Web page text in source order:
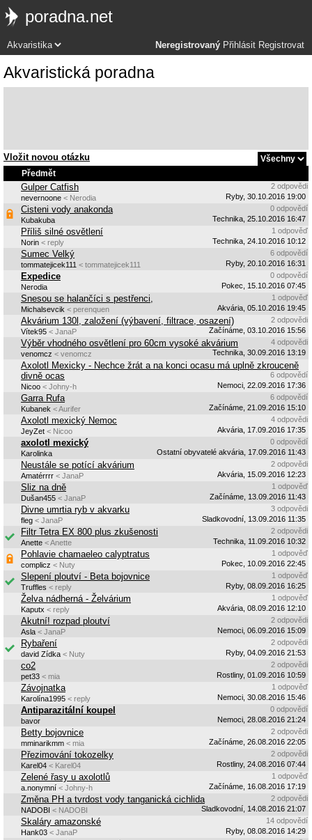
poradna.net
Neregistrovaný Přihlásit Registrovat
Akvaristická poradna
Vložit novou otázku
Předmět
Gulper Catfish
2 odpovědi
nevernoone < Nerodia Ryby, 30.10.2016 19:00
Cisteni vody anakonda
0 odpovědí
Kubakuba
Technika, 25.10.2016 16:47
Příliš silné osvětlení
1 odpověď
Norin < reply Technika, 24.10.2016 10:12
Sumec Velký
6 odpovědí
tommatejicek111 < tommatejicek111 Ryby, 20.10.2016 16:31
Expedice
0 odpovědí
Nerodia
Pokec, 15.10.2016 07:45
Snesou se halančíci s pestřenci,
1 odpověď
Michalsevcik < perenquen Akvária, 05.10.2016 19:45
Akvárium 130l, založení (výbavení, filtrace, osazení)
2 odpovědi
Vítek95 < JanaP Začínáme, 03.10.2016 15:56
Výběr vhodného osvětlení pro 60cm vysoké akvárium
4 odpovědi
venomcz < venomcz Technika, 30.09.2016 13:19
Axolotl Mexicky - Nechce žrát a na konci ocasu má uplně zkrouceně
divně ocas
6 odpovědí
Nicoo < Johny-h Nemoci, 22.09.2016 17:36
Garra Rufa
6 odpovědí
Kubanek < Aurifer Začínáme, 21.09.2016 15:10
Axolotl mexický Nemoc
4 odpovědi
JeyZet < Nicoo Akvária, 17.09.2016 17:35
axolotl mexický
0 odpovědí
Karolinka
Ostatní obyvatelé akvária, 17.09.2016 11:43
Neustále se potící akvárium
2 odpovědi
Amatérrrr < JanaP Akvária, 15.09.2016 12:23
Sliz na dně
1 odpověď
Dušan455 < JanaP Začínáme, 13.09.2016 11:43
Divne umrtia ryb v akvarku
3 odpovědi
fleg < JanaP Sladkovodní, 13.09.2016 11:35
Filtr Tetra EX 800 plus zkušenosti
2 odpovědi
Anette < Anette Technika, 11.09.2016 10:32
Pohlavie chamaeleo calyptratus
1 odpověď
complicz < Nuty Pokec, 10.09.2016 22:45
Slepení ploutví - Beta bojovnice
1 odpověď
Truffles < reply Ryby, 08.09.2016 16:25
Želva nádherná - Želvárium
1 odpověď
Kaputx < reply Akvária, 08.09.2016 12:10
Akutní! rozpad ploutví
2 odpovědi
Asla < JanaP Nemoci, 06.09.2016 15:09
Rybaření
2 odpovědi
david Zídka < Nuty Ryby, 04.09.2016 21:53
co2
2 odpovědi
pet33 < mia Rostliny, 01.09.2016 10:59
Závojnatka
1 odpověď
Karolína1995 < reply Nemoci, 30.08.2016 15:46
Antiparazitální koupel
0 odpovědí
bavor
Nemoci, 28.08.2016 21:24
Betty bojovnice
2 odpovědi
mminarikmm < mia Začínáme, 26.08.2016 22:05
Přezimování tokozelky
2 odpovědi
Karel04 < Karel04 Rostliny, 24.08.2016 07:44
Zelené řasy u axolotlů
1 odpověď
a.nonymní < Johny-h Začínáme, 16.08.2016 17:19
Změna PH a tvrdost vody tanganická cichlida
2 odpovědi
NADOBI < NADOBI Sladkovodní, 14.08.2016 21:07
Skaláry amazonské
14 odpovědí
Hank03 < JanaP Ryby, 08.08.2016 14:29